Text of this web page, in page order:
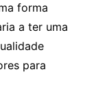
forma
a ter uma
para